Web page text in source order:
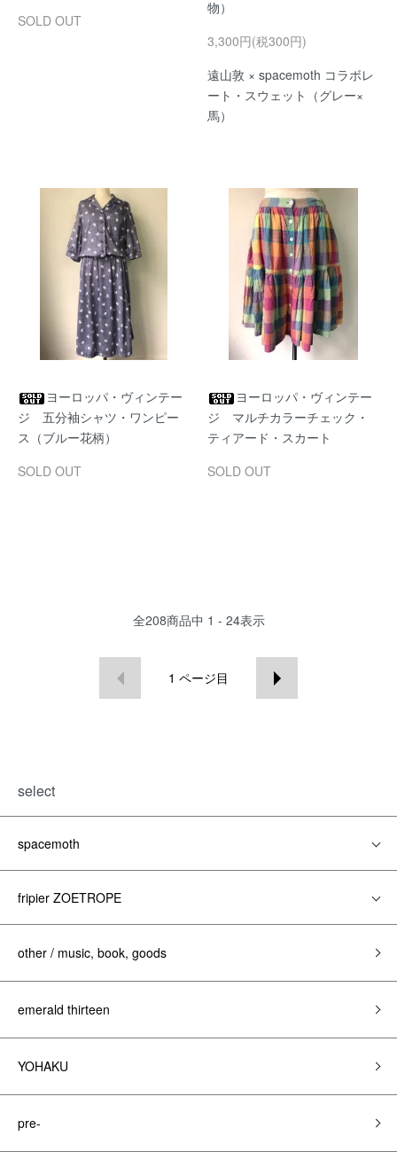
SOLD OUT
物）
3,300円(税300円)
遠山敦 × spacemoth コラボレ
ート・スウェット（グレー×
馬）
ヨーロッパ・ヴィンテー
ジ 五分袖シャツ・ワンピー
ス（ブルー花柄）
SOLD OUT
ヨーロッパ・ヴィンテー
ジ マルチカラーチェック・
ティアード・スカート
SOLD OUT
全208商品中 1 - 24表示
1 ページ目
select
spacemoth
fripier ZOETROPE
other / music, book, goods
emerald thirteen
YOHAKU
pre-